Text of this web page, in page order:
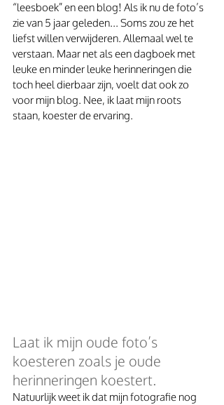
“leesboek” en een blog! Als ik nu de foto’s
zie van 5 jaar geleden... Soms zou ze het
liefst willen verwijderen. Allemaal wel te
verstaan. Maar net als een dagboek met
leuke en minder leuke herinneringen die
toch heel dierbaar zijn, voelt dat ook zo
voor mijn blog. Nee, ik laat mijn roots
staan, koester de ervaring.
Laat ik mijn oude foto’s
koesteren zoals je oude
herinneringen koestert.
Natuurlijk weet ik dat mijn fotografie nog